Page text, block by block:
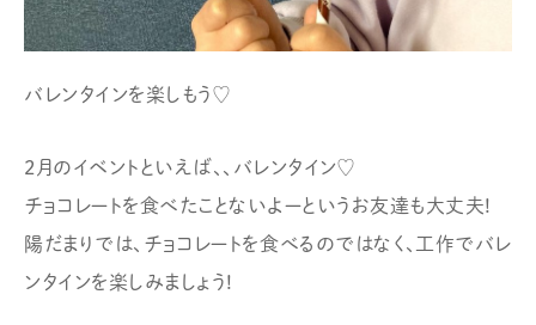
バレンタインを楽しもう♡
2月のイベントといえば、、バレンタイン♡
チョコレートを食べたことないよーというお友達も大丈夫!
陽だまりでは、チョコレートを食べるのではなく、工作でバレ
ンタインを楽しみましょう!